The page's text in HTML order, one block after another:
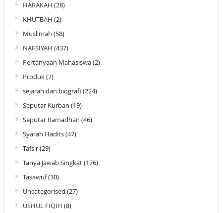
HARAKAH (28)
KHUTBAH (2)
Muslimah (58)
NAFSIYAH (437)
Pertanyaan Mahasiswa(2)
Produk(7)
sejarah dan biografi (224)
Seputar Kurban (19)
Seputar Ramadhan (46)
Syarah Hadits(47)
Tafsir(29)
Tanya Jawab Singkat(176)
Tasawuf(30)
Uncategorised (27)
USHUL FIQIH (8)